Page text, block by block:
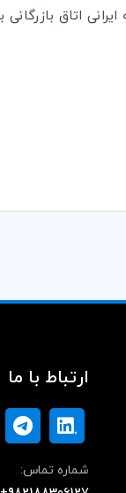
ارتباط با ما
شماره تماس: